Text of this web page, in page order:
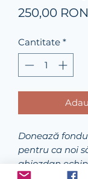
250,00 RON
Cantitate *
Donează
pentru ca noi
ghiozdan